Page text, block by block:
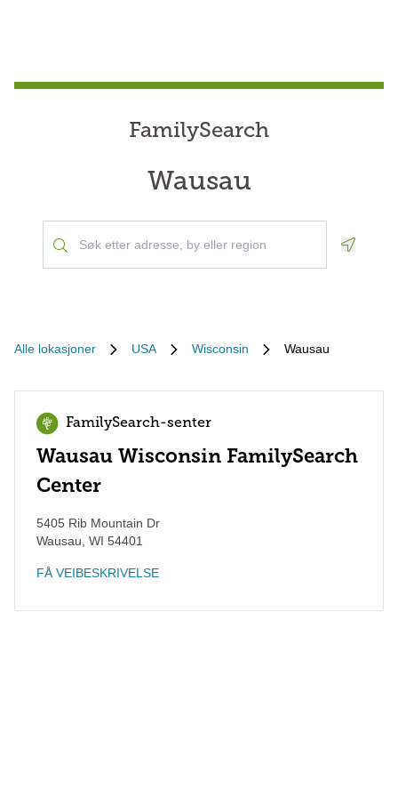
FamilySearch
Wausau
Alle lokasjoner USA Wisconsin Wausau
FamilySearch-senter
Wausau Wisconsin FamilySearch
Center
5405 Rib Mountain Dr
Wausau WI 54401
FÅ VEIBESKRIVELSE